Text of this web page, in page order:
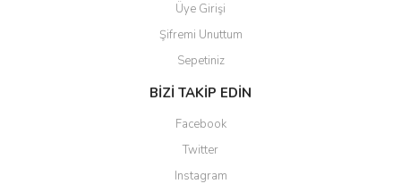
Üye Girişi
Şifremi Unuttum
Sepetiniz
BİZİ TAKİP EDİN
Facebook
Twitter
Instagram